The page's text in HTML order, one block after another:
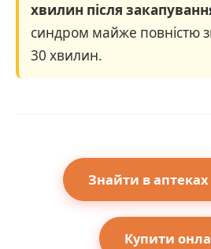
хвилин після
синдром майже повністю
30 хвилин.
Знайти в аптеках
Купити